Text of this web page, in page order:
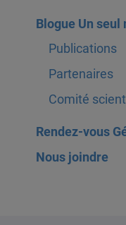
Blogue Un seul
Publications
Partenaires
Comité
Rendez-vous
Nous joindre